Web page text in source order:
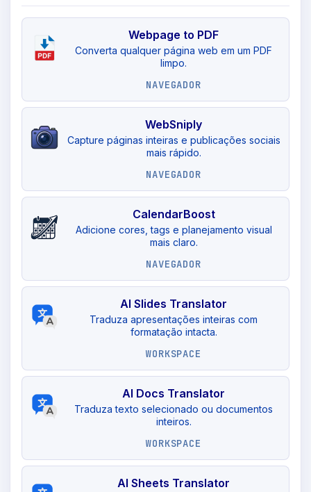
Webpage to PDF
Converta qualquer página web em um PDF
limpo.
NAVEGADOR
WebSniply
Capture páginas inteiras e publicações sociais
mais rápido.
NAVEGADOR
CalendarBoost
Adicione cores, tags e planejamento visual
mais claro.
NAVEGADOR
AI Slides Translator
Traduza apresentações inteiras com
formatação intacta.
WORKSPACE
AI Docs Translator
Traduza texto selecionado ou documentos
inteiros.
WORKSPACE
AI Sheets Translator